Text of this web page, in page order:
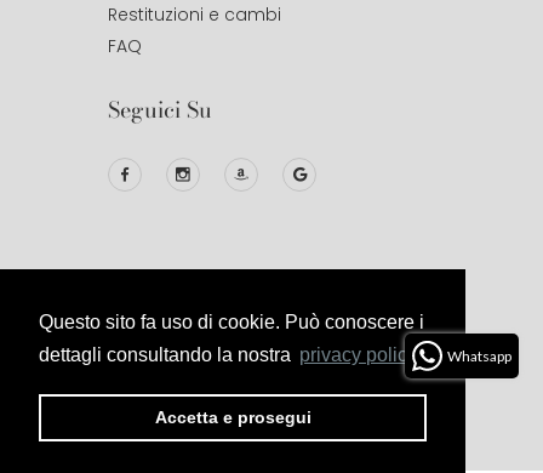
Questo sito fa uso di cookie. Può conoscere i
dettagli consultando la nostra privacy policy.
Accetta e prosegui
Restituzioni e cambi
FAQ
Seguici Su
© 2020Studio DesignAll Right
Reserved.
Privacy
Termini E
Condizioni
Cookies
Politica Di
Whatsapp